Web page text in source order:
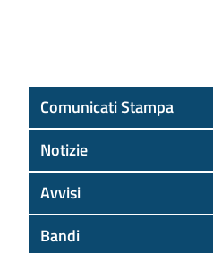
Comunicati Stampa
Notizie
Avvisi
Bandi